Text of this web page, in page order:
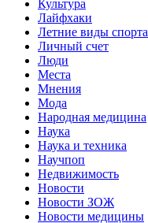
Культура
Лайфхаки
Летние виды спорта
Личный счет
Люди
Места
Мнения
Мода
Народная медицина
Наука
Наука и техника
Научпоп
Недвижимость
Новости
Новости ЗОЖ
Новости медицины